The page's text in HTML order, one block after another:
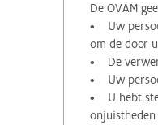
De OVAM
• Uw
om de door
• De
• Uw
• U hebt
onjuistheden